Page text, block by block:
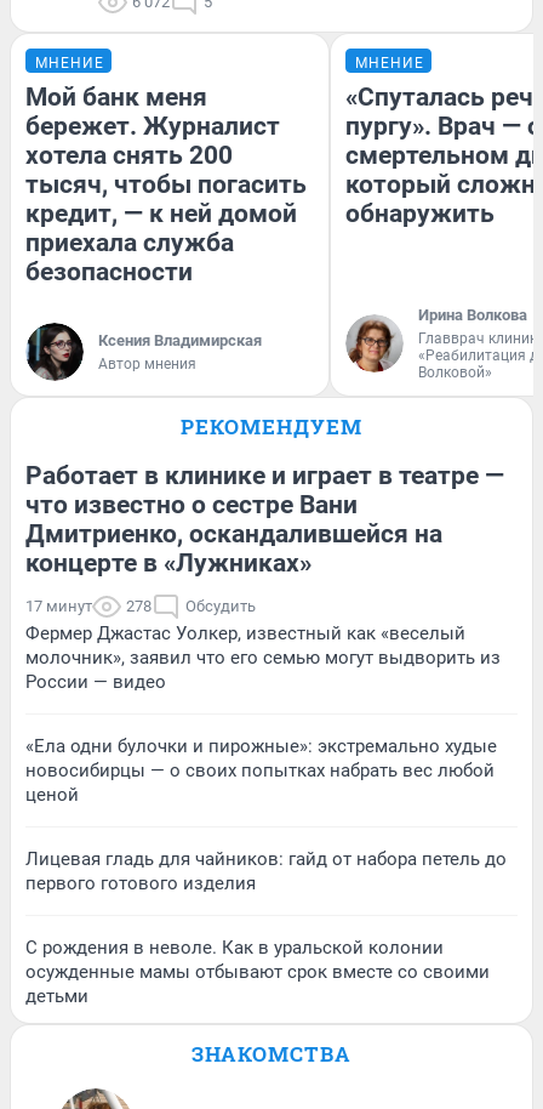
МНЕНИЕ
Мой банк меня
бережет. Журналист
хотела снять 200
тысяч, чтобы погасить
кредит, — к ней домой
приехала служба
безопасности
Ксения Владимирская
Автор мнения
МНЕНИЕ
«Спуталась
пургу». Врач — о
смертельном
который
обнаружить
Ирина Волкова
Главврач
«Реабилитация
Волковой»
РЕКОМЕНДУЕМ
Работает в клинике и играет в театре —
что известно о сестре Вани
Дмитриенко, оскандалившейся на
концерте в «Лужниках»
17 минут 278 Обсудить
Фермер Джастас Уолкер, известный как «веселый
молочник», заявил что его семью могут выдворить из
России — видео
«Ела одни булочки и пирожные»: экстремально худые
новосибирцы — о своих попытках набрать вес любой
ценой
Лицевая гладь для чайников: гайд от набора петель до
первого готового изделия
С рождения в неволе. Как в уральской колонии
осужденные мамы отбывают срок вместе со своими
детьми
ЗНАКОМСТВА